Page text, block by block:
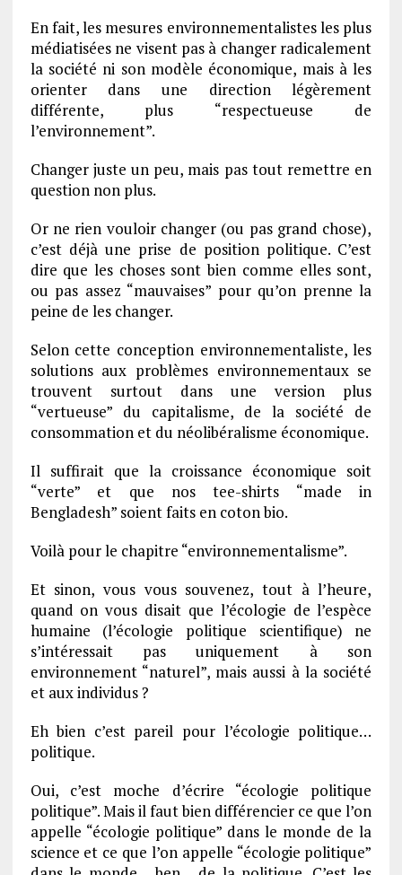
En fait, les mesures environnementalistes les plus
médiatisées ne visent pas à changer radicalement
la société ni son modèle économique, mais à les
orienter dans une direction légèrement
différente, plus “respectueuse de
l’environnement”.
Changer juste un peu, mais pas tout remettre en
question non plus.
Or ne rien vouloir changer (ou pas grand chose),
c’est déjà une prise de position politique. C’est
dire que les choses sont bien comme elles sont,
ou pas assez “mauvaises” pour qu’on prenne la
peine de les changer.
Selon cette conception environnementaliste, les
solutions aux problèmes environnementaux se
trouvent surtout dans une version plus
“vertueuse” du capitalisme, de la société de
consommation et du néolibéralisme économique.
Il suffirait que la croissance économique soit
“verte” et que nos tee-shirts “made in
Bengladesh” soient faits en coton bio.
Voilà pour le chapitre “environnementalisme”.
Et sinon, vous vous souvenez, tout à l’heure,
quand on vous disait que l’écologie de l’espèce
humaine (l’écologie politique scientifique) ne
s’intéressait pas uniquement à son
environnement “naturel”, mais aussi à la société
et aux individus ?
Eh bien c’est pareil pour l’écologie politique…
politique.
Oui, c’est moche d’écrire “écologie politique
politique”. Mais il faut bien différencier ce que l’on
appelle “écologie politique” dans le monde de la
science et ce que l’on appelle “écologie politique”